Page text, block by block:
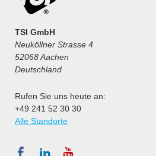
TSI GmbH
Neuköllner Strasse 4
52068 Aachen
Deutschland
Rufen Sie uns heute an:
+49 241 52 30 30
Alle Standorte